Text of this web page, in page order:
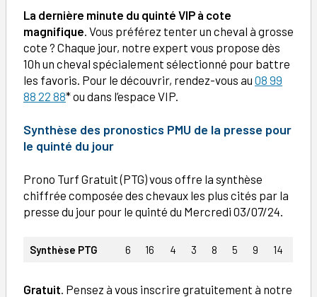
La dernière minute du quinté VIP à cote
magnifique. Vous préférez tenter un cheval à grosse
cote ? Chaque jour, notre expert vous propose dès
10h un cheval spécialement sélectionné pour battre
les favoris. Pour le découvrir, rendez-vous au 08 99
88 22 88* ou dans l’espace VIP.
Synthèse des pronostics PMU de la presse pour
le quinté du jour
Prono Turf Gratuit (PTG) vous offre la synthèse
chiffrée composée des chevaux les plus cités par la
presse du jour pour le quinté du Mercredi 03/07/24.
Synthèse PTG 6 16 4 3 8 5 9 14
Gratuit . Pensez à vous inscrire gratuitement à notre